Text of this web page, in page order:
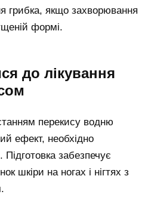
грибка, якщо захворювання
формі.
до лікування
перекису водню
ефект, необхідно
Підготовка забезпечує
шкіри на ногах і нігтях з